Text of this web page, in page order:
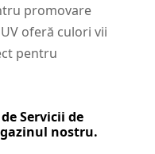
promovare
oferă culori vii
pentru
Servicii de
nostru.